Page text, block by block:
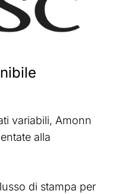
variabili, Amonn
alla
di stampa per